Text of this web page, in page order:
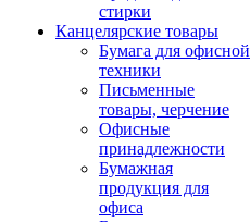
стирки
Канцелярские товары
Бумага для офисной
техники
Письменные
товары, черчение
Офисные
принадлежности
Бумажная
продукция для
офиса